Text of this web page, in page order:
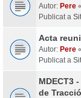
Autor: Pere «
Publicat a
Acta
Autor: Pere «
Publicat a
MDECT3
de Tracció